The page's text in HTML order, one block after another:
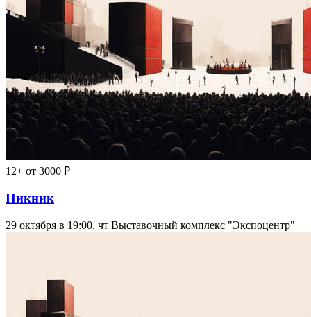
12+ от 3000 ₽
Пикник
29 октября в 19:00, чт Выставочный комплекс "Экспоцентр"